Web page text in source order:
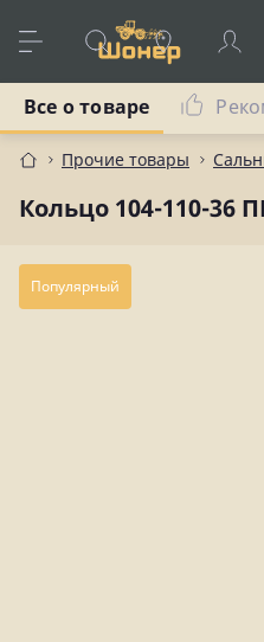
Прочие товары
Кольцо 104-110-36
Все о товаре
Популярный